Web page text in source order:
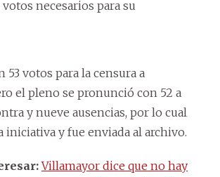
necesarios para su
53 votos para la censura a
el pleno se pronunció con 52 a
y nueve ausencias, por lo cual
iniciativa y fue enviada al archivo.
Villamayor dice que no hay